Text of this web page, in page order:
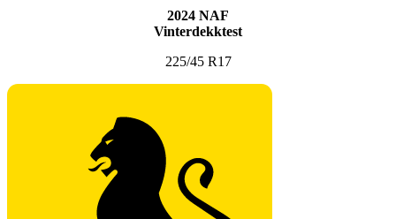
2024 NAF
Vinterdekktest
225/45 R17